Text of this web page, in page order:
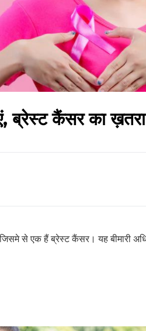
ब्रेस्ट कैंसर का
से एक हैं ब्रेस्ट कैंसर। यह बीमारी
हेल्थकेयर